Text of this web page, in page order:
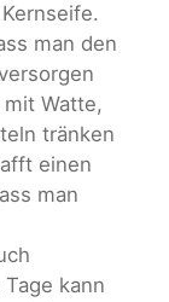
man den
Watte,
tränken
einen
man
kann